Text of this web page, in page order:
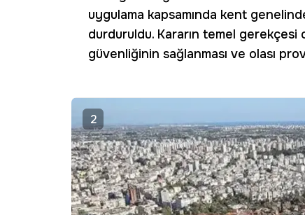
uygulama kapsamında kent
durduruldu. Kararın temel gerekçesi
güvenliğinin sağlanması ve olası
2